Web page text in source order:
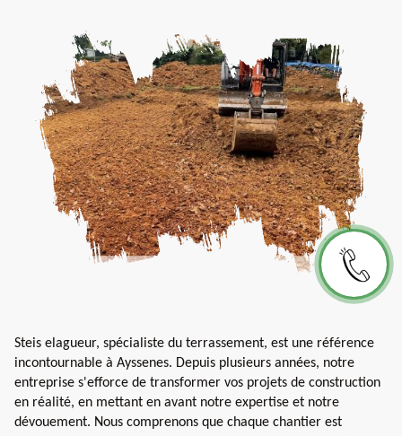
Steis elagueur, spécialiste du terrassement, est une référence
incontournable à Ayssenes. Depuis plusieurs années, notre
entreprise s'efforce de transformer vos projets de construction
en réalité, en mettant en avant notre expertise et notre
dévouement. Nous comprenons que chaque chantier est